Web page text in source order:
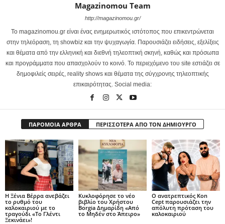
Magazinomou Team
http://magazinomou.gr/
Το magazinomou.gr είναι ένας ενημερωτικός ιστότοπος που επικεντρώνεται
στην τηλεόραση, τη showbiz και την ψυχαγωγία. Παρουσιάζει ειδήσεις, εξελίξεις
και θέματα από την ελληνική και διεθνή τηλεοπτική σκηνή, καθώς και πρόσωπα
και προγράμματα που απασχολούν το κοινό. Το περιεχόμενο του site εστιάζει σε
δημοφιλείς σειρές, reality shows και θέματα της σύγχρονης τηλεοπτικής
επικαιρότητας. Social media:
ΠΑΡΟΜΟΙΑ ΑΡΘΡΑ ΠΕΡΙΣΣΟΤΕΡΑ ΑΠΟ ΤΟΝ ΔΗΜΙΟΥΡΓΟ
Η Ξένια Βέρρα ανεβάζει
το ρυθμό του
καλοκαιριού με το
τραγούδι «Το Γλέντι
Ξεκινάει»!
Κυκλοφόρησε το νέο
βιβλίο του Χρήστου
Borgia Δημαρίδη «Από
το Μηδέν στο Άπειρο»
Ο ανατρεπτικός Kon
Cept παρουσιάζει την
απόλυτη πρόταση του
καλοκαιριού